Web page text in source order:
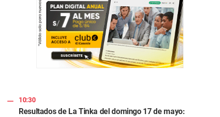
10:30
Resultados de La Tinka del domingo 17 de mayo: